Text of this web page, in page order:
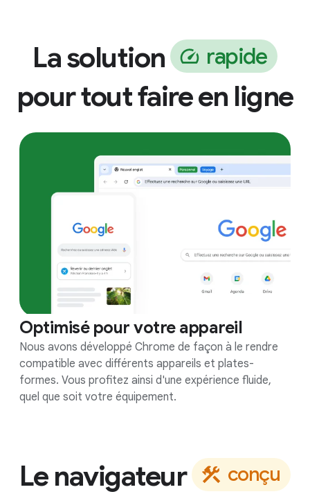
La solution rapide
pour tout faire en ligne
Optimisé pour votre appareil
Nous avons développé Chrome de façon à le rendre
compatible avec différents appareils et plates-
formes. Vous profitez ainsi d'une expérience fluide,
quel que soit votre équipement.
Le navigateur conçu